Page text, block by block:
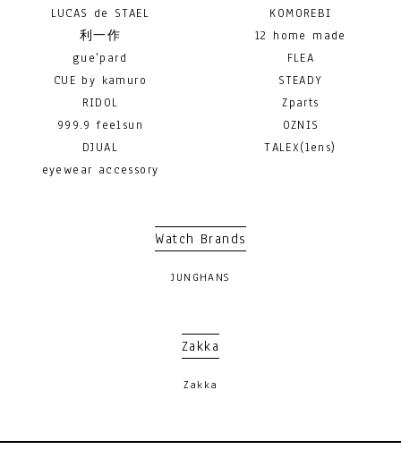
LUCAS de STAEL
KOMOREBI
利一作
12 home made
gue'pard
FLEA
CUE by kamuro
STEADY
RIDOL
Zparts
999.9 feelsun
OZNIS
DJUAL
TALEX(lens)
eyewear accessory
Watch Brands
JUNGHANS
Zakka
Zakka